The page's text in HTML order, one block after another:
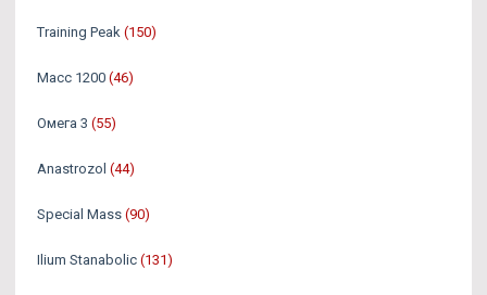
Training Peak (150)
Масс 1200 (46)
Омега 3 (55)
Аnastrozol (44)
Special Mass (90)
Ilium Stanabolic (131)